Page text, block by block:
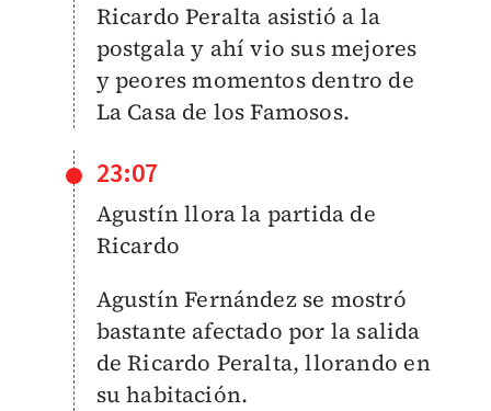
Ricardo Peralta asistió a la
postgala y ahí vio sus mejores
y peores momentos dentro de
La Casa de los Famosos.
23:07
Agustín llora la partida de
Ricardo
Agustín Fernández se mostró
bastante afectado por la salida
de Ricardo Peralta, llorando en
su habitación.